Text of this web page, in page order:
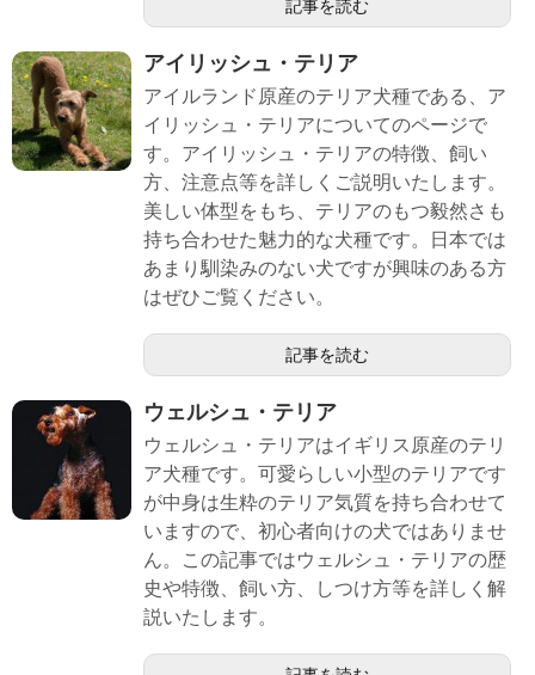
記事を読む
アイリッシュ・テリア
アイルランド原産のテリア犬種である、ア
イリッシュ・テリアについてのページで
す。アイリッシュ・テリアの特徴、飼い
方、注意点等を詳しくご説明いたします。
美しい体型をもち、テリアのもつ毅然さも
持ち合わせた魅力的な犬種です。日本では
あまり馴染みのない犬ですが興味のある方
はぜひご覧ください。
記事を読む
ウェルシュ・テリア
ウェルシュ・テリアはイギリス原産のテリ
ア犬種です。可愛らしい小型のテリアです
が中身は生粋のテリア気質を持ち合わせて
いますので、初心者向けの犬ではありませ
ん。この記事ではウェルシュ・テリアの歴
史や特徴、飼い方、しつけ方等を詳しく解
説いたします。